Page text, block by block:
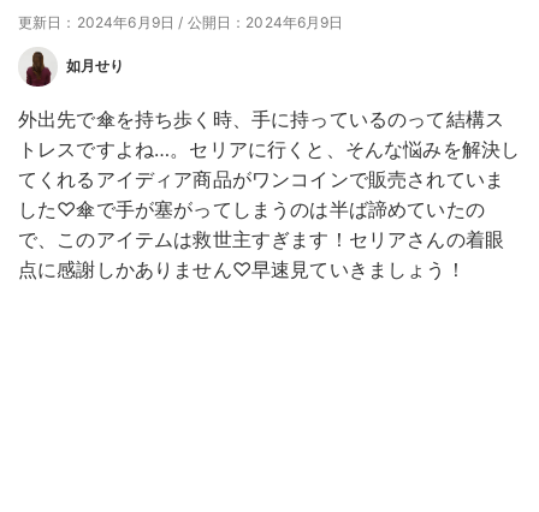
更新日：2024年6月9日 / 公開日：2024年6月9日
如月せり
外出先で傘を持ち歩く時、手に持っているのって結構ス
トレスですよね…。セリアに行くと、そんな悩みを解決し
てくれるアイディア商品がワンコインで販売されていま
した♡傘で手が塞がってしまうのは半ば諦めていたの
で、このアイテムは救世主すぎます！セリアさんの着眼
点に感謝しかありません♡早速見ていきましょう！